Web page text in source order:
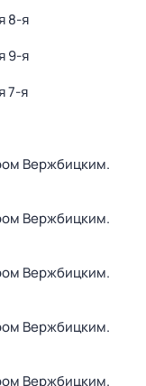
8-я
9-я
7-я
Вержбицким.
Вержбицким.
Вержбицким.
Вержбицким.
Вержбицким.